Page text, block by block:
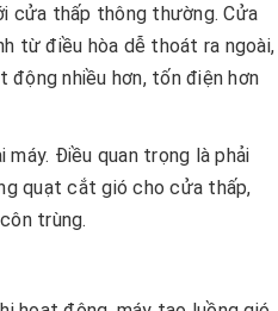
cửa thấp thông thường. Cửa
từ điều hòa dễ thoát ra ngoài,
động nhiều hơn, tốn điện hơn
Điều quan trọng là phải
quạt cắt gió cho cửa thấp,
trùng.